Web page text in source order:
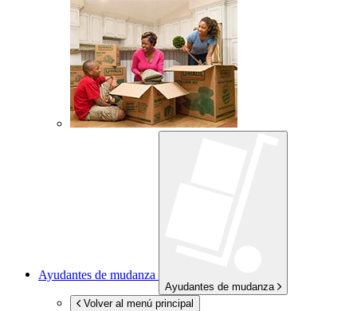
Ayudantes de mudanza
Ayudantes de mudanza
Volver al menú principal